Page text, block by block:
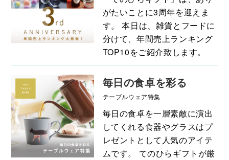
がたいことに3周年を迎えま
す。 本日は、雑貨とフードに
分けて、年間売上ランキング
TOP10をご紹介致します。
毎日の食卓を彩る
テーブルウェア特集
毎日の食卓を一層素敵に演出
してくれる食器やグラスはプ
レゼントとして人気のアイテ
ムです。 てのひらギフトが厳